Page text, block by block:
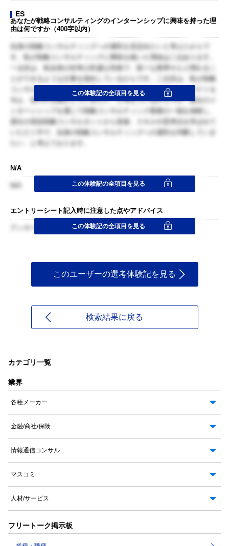
ES
あなたが戦略コンサルティングのインターンシップに興味を持った理
由は何ですか（400字以内）
自身の戦略コンサルティングへの適性を見定めたいと考えたからで
す。私が戦略コンサルティングに興味を抱いた理由は二点あります。
一点目は、私自身が好奇心旺盛な性格で、様々な業界や人と関わるこ
とができるような仕事を指向しているからです。二点目は、私が戦略
コンサルティングの仕事を通して、多くの人々の生活にインパクトを
与え、世の中を動かしていきたい、と考えているからです。貴社のイ
ンターンシップを通じて戦略コンサルティング業務の一端を体験し、
貴社の現役戦略コンサルタントから直接、スキルや思考法を学ばせて
いただく中で、自身の戦略コンサルティングへの適性を判断していき
たい、と考えております。
この体験記の全項目を見る
N/A
N/A この体験記の全項目を見る
エントリーシート記入時に注意した点やアドバイス
アンサーファーストで端的に書くこと。
この体験記の全項目を見る
このユーザーの選考体験記を見る
検索結果に戻る
カテゴリ一覧
業界
各種メーカー
金融/商社/保険
情報通信コンサル
マスコミ
人材/サービス
フリートーク掲示板